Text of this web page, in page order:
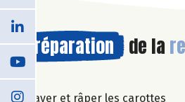
Préparation de la
Laver et râper les carottes